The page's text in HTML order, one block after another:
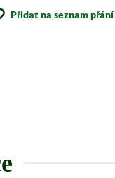
Přidat na seznam přání